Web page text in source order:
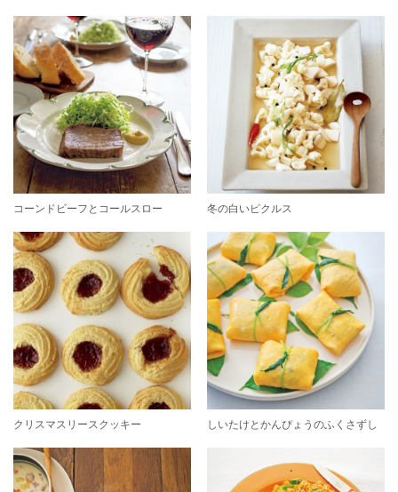
コーンドビーフとコールスロー 冬の白いピクルス
クリスマスリースクッキー しいたけとかんぴょうのふくさずし